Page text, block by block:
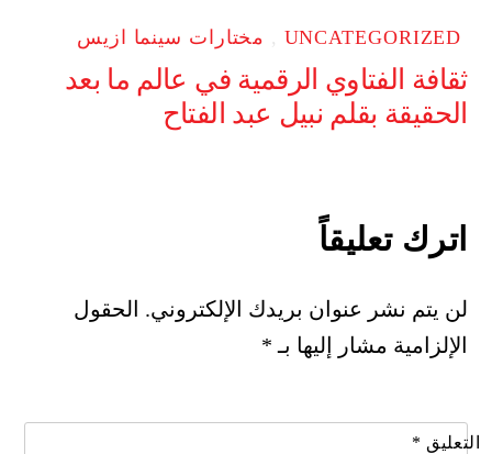
UNCATEGORIZED
, مختارات سينما ازيس
ثقافة الفتاوي الرقمية في عالم ما بعد
الحقيقة بقلم نبيل عبد الفتاح
اترك تعليقاً
لن يتم نشر عنوان بريدك الإلكتروني. الحقول
الإلزامية مشار إليها بـ *
التعليق *